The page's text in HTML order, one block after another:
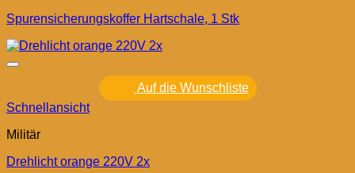
Spurensicherungskoffer Hartschale, 1 Stk
Auf die Wunschliste
Schnellansicht
Militär
Drehlicht orange 220V 2x